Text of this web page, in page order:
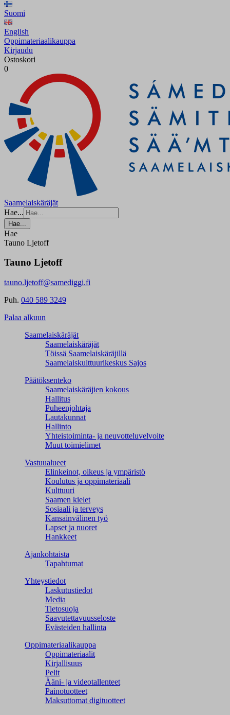
Suomi
English
Oppimateriaalikauppa
Kirjaudu
Ostoskori
0
Saamelaiskäräjät
Hae...
Hae...
Hae
Tauno Ljetoff
Tauno Ljetoff
tauno.ljetoff@samediggi.fi
Puh. 040 589 3249
Palaa alkuun
Saamelaiskäräjät
Saamelaiskäräjät
Töissä Saamelaiskäräjillä
Saamelaiskulttuuri­keskus Sajos
Päätöksenteko
Saamelaiskäräjien kokous
Hallitus
Puheenjohtaja
Lautakunnat
Hallinto
Yhteistoiminta- ja neuvotteluvelvoite
Muut toimielimet
Vastuualueet
Elinkeinot, oikeus ja ympäristö
Koulutus ja oppimateriaali
Kulttuuri
Saamen kielet
Sosiaali ja terveys
Kansainvälinen työ
Lapset ja nuoret
Hankkeet
Ajankohtaista
Tapahtumat
Yhteystiedot
Laskutustiedot
Media
Tietosuoja
Saavutettavuusseloste
Evästeiden hallinta
Oppimateriaalikauppa
Oppimateriaalit
Kirjallisuus
Pelit
Ääni- ja videotallenteet
Painotuotteet
Maksuttomat digituotteet